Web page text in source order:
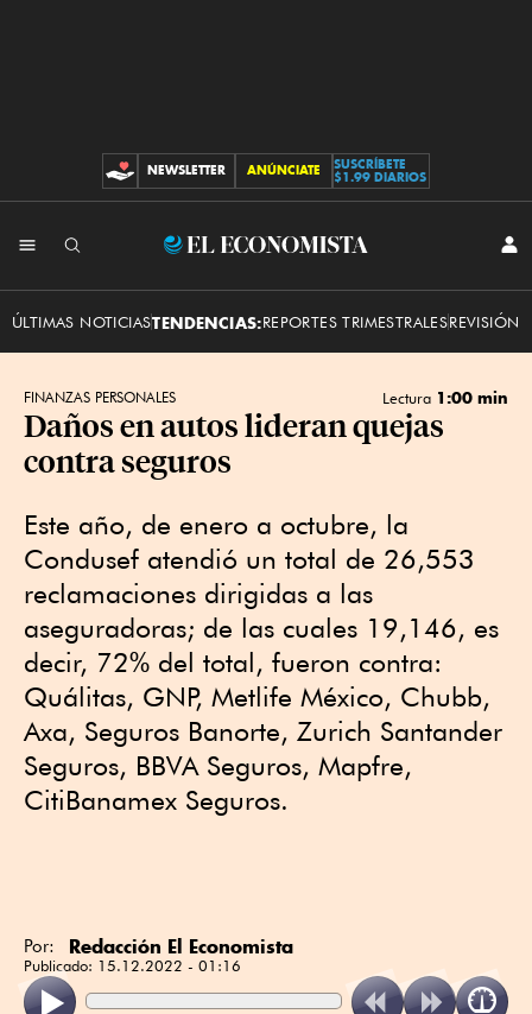
CONTRIBUCIONES
NEWSLETTER ANÚNCIATE
SUSCRÍBETE
$1.99 DIARIOS
El
ÚLTIMAS NOTICIASTENDENCIAS:REPORTES TRIMESTRALESREVISIÓN
FINANZAS PERSONALES Lectura 1:00 min
Daños en autos lideran quejas
contra seguros
Este año, de enero a octubre, la
Condusef atendió un total de 26,553
reclamaciones dirigidas a las
aseguradoras; de las cuales 19,146, es
decir, 72% del total, fueron contra:
Quálitas, GNP, Metlife México, Chubb,
Axa, Seguros Banorte, Zurich Santander
Seguros, BBVA Seguros, Mapfre,
CitiBanamex Seguros.
Por: Redacción El Economista
Publicado: 15.12.2022 - 01:16